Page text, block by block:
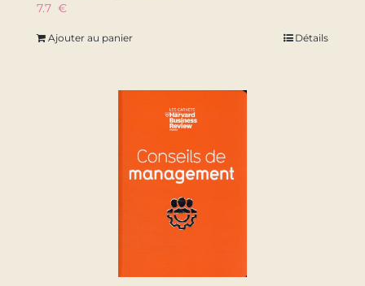
7.7 €
Ajouter au panier Détails